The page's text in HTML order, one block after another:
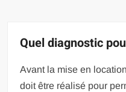
Quel diagnostic
Avant la mise en
doit être réalisé pour